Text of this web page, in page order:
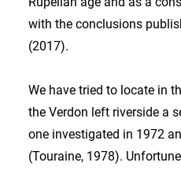
with the conclusions
(2017).
We have tried to locate in
the Verdon left riverside a
one investigated in 1972
(Touraine, 1978).